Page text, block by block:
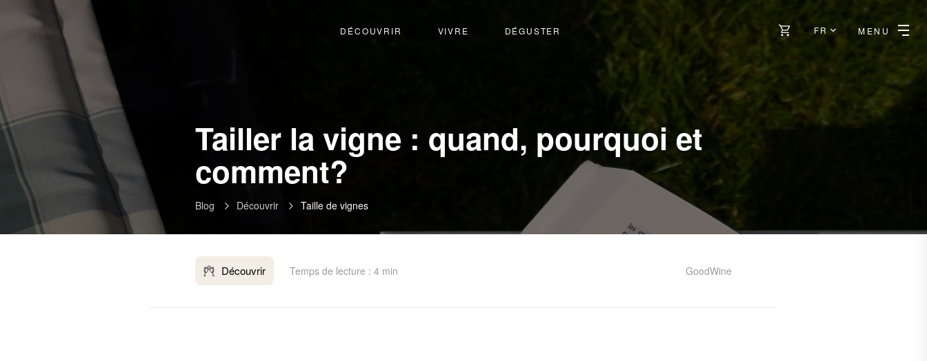
DÉCOUVRIR VIVRE DÉGUSTER FR MENU
Tailler la vigne : quand, pourquoi et
comment?
Blog Découvrir Taille de vignes
Découvrir Temps de lecture : 4 min GoodWine